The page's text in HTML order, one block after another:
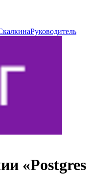
Руководитель
«Postgres